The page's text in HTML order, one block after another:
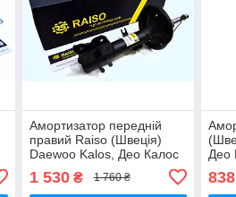
Амортизатор передній
правий Raiso (Швеція)
Daewoo Kalos, Део Калос
UAOHIWF17
1 530₴ 1 760 ₴
Део
838